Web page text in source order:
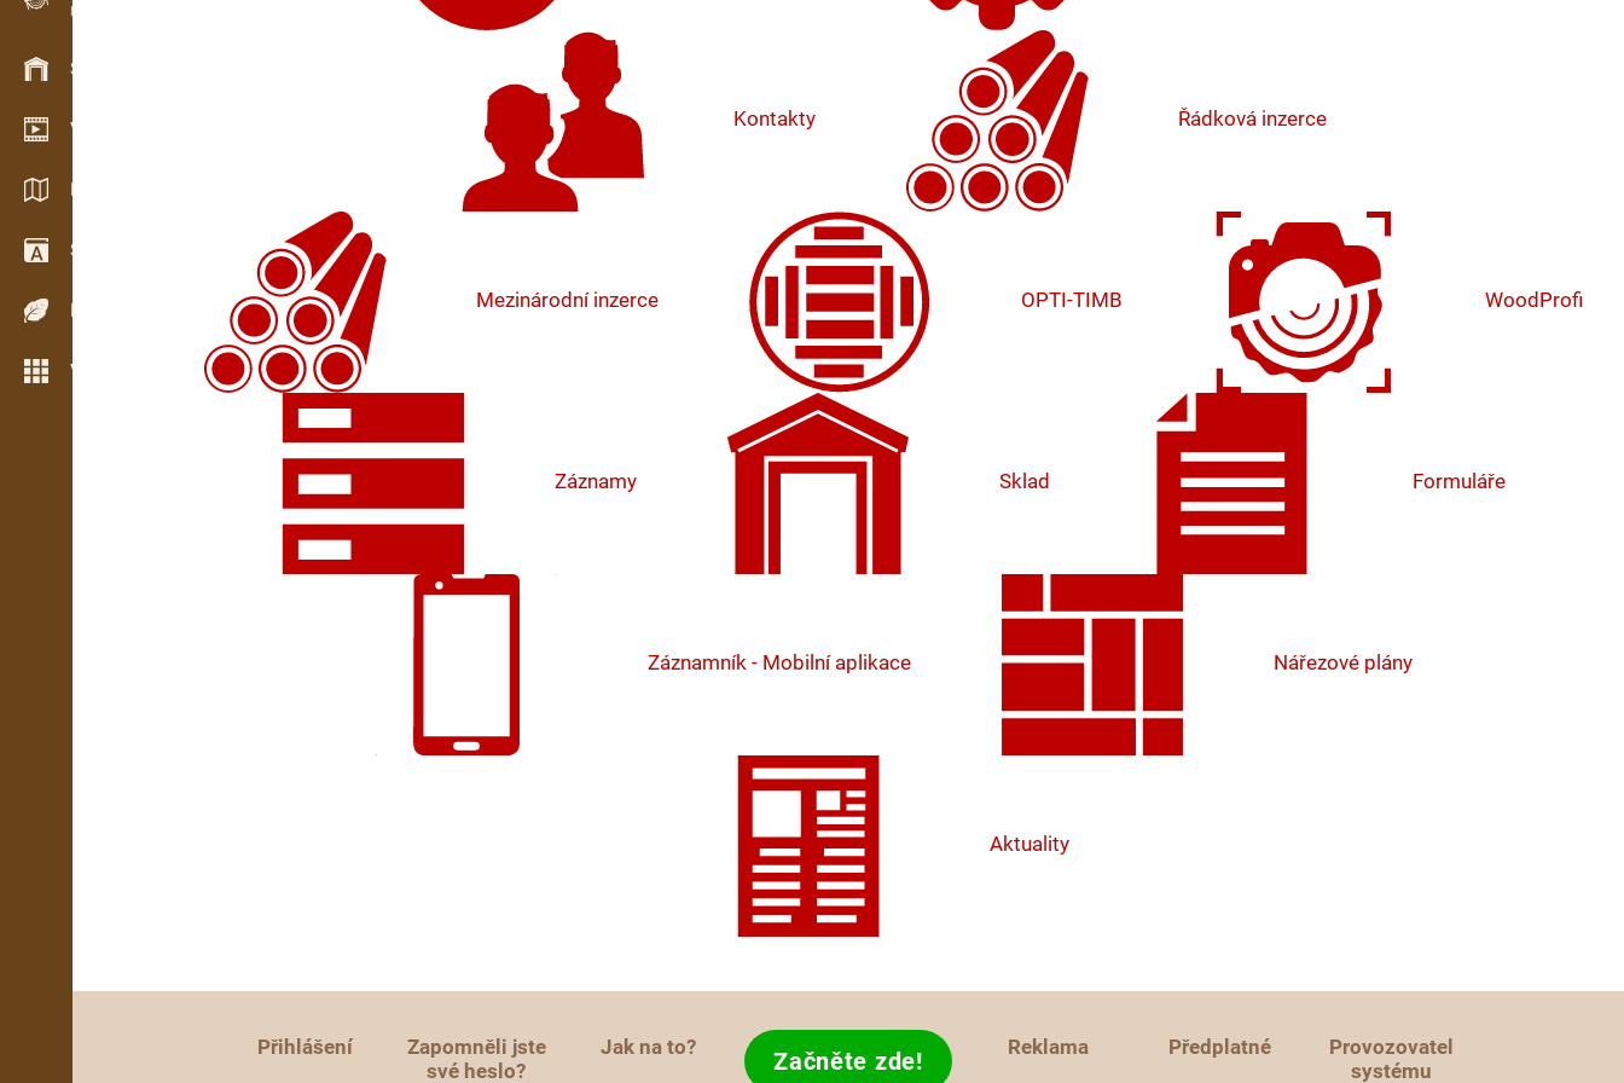
Evidence dřeva v terénu
Skladové hospodářství
Video showroom
Katalogy / Brožury
Slovník
Dřeviny
Více možností
Kontakty Řádková inzerce
Mezinárodní inzerce OPTI-TIMB WoodProfi
Záznamy Sklad Formuláře
Záznamník - Mobilní aplikace Nářezové plány
Aktuality
Přihlášení
Zapomněli jste
své heslo?
Jak na to? Začněte zde! Reklama Předplatné
Provozovatel
systému